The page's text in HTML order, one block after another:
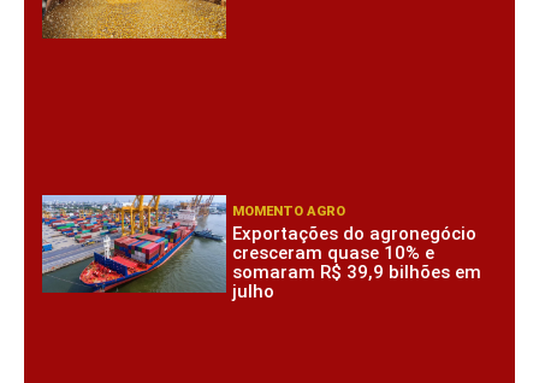
MOMENTO AGRO
Exportações do agronegócio
cresceram quase 10% e
somaram R$ 39,9 bilhões em
julho